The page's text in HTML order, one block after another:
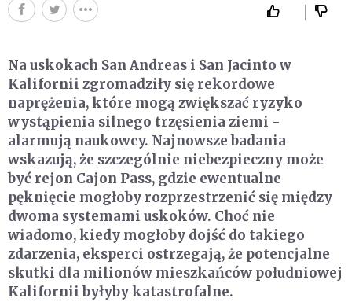
Na uskokach San Andreas i San Jacinto w
Kalifornii zgromadziły się rekordowe
naprężenia, które mogą zwiększać ryzyko
wystąpienia silnego trzęsienia ziemi -
alarmują naukowcy. Najnowsze badania
wskazują, że szczególnie niebezpieczny może
być rejon Cajon Pass, gdzie ewentualne
pęknięcie mogłoby rozprzestrzenić się między
dwoma systemami uskoków. Choć nie
wiadomo, kiedy mogłoby dojść do takiego
zdarzenia, eksperci ostrzegają, że potencjalne
skutki dla milionów mieszkańców południowej
Kalifornii byłyby katastrofalne.